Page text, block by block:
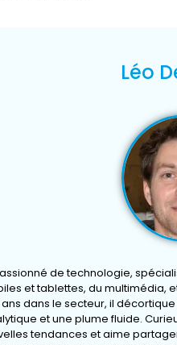
Léo
de technologie,
et tablettes, du multimédia,
dans le secteur, il
et une plume fluide.
tendances et aime